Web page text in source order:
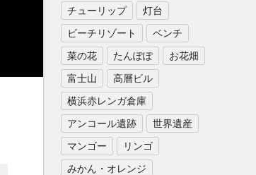
チューリップ
灯台
ビーチリゾート
ベンチ
菜の花
たんぽぽ
お花畑
富士山
高層ビル
横浜赤レンガ倉庫
アンコール遺跡
世界遺産
マンゴー
リンゴ
みかん・オレンジ